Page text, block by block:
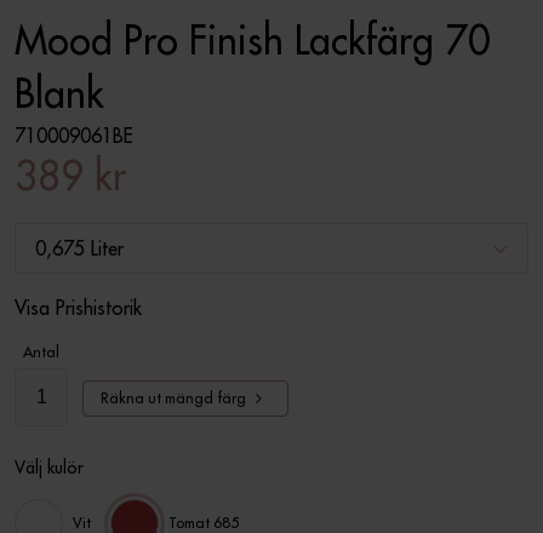
Mood Pro Finish Lackfärg 70
Blank
710009061BE
389 kr
0,675 Liter
Visa Prishistorik
Antal
Räkna ut mängd färg
Välj kulör
Vit Tomat 685